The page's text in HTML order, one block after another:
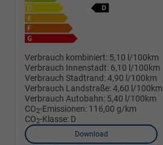
Verbrauch kombiniert: 5,10 l/100km
Verbrauch Innenstadt: 6,10 l/100km
Verbrauch Stadtrand:4,90 l/100km
Verbrauch Landstraße:4,60 l/100km
Verbrauch Autobahn: 5,40 l/100km
CO2-Emissionen: 116,00 g/km
CO2-Klasse: D
Download